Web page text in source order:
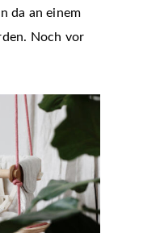
da an einem
Noch vor